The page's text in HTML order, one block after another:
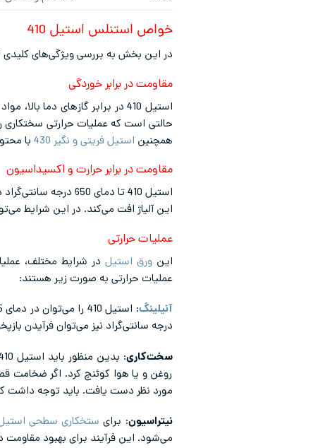
خواص استنلس استیل 410
در این بخش به بررسی ویژگی‌های کلیدی استیل 410
مقاومت در برابر خوردگی
استیل 410 در برابر گازهای
حالتی است که عملیات حرارتی سختکاری روی
همچنین استیل فریتی و نگیر 430 با محتوای 17% کروم نسبت به استنلس استیل 410 مقاومت بهتری
مقاومت در برابر حرارت و اکسیداسیون
این آلیاژ افت می‌کند. در این شرایط
عملیات حرارتی
اینورق استیل در شرایط مختلف،
عملیات حرارتی به صورت زیر هستند:
آنیلینگ
درجه سانتی‌گراد نیز می‌توان فرآیدن
سخت‌کاری
روغن و یا هوا کوئنچ کرد. اگر ضخامت
مورد نظر دست یافت. باید توجه داشت که دمای 400 تا 580 سبب پدیده تردی تمپر می‌شود و باید از این
نیتراسیون: برای ستخکاری سطحی
می‌شود. این فرآیند برای بهبود